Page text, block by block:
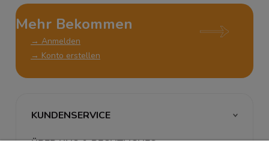
Mehr Bekommen
→ Anmelden
→ Konto erstellen
KUNDENSERVICE
ÜBER UNS & RECHTLICHES